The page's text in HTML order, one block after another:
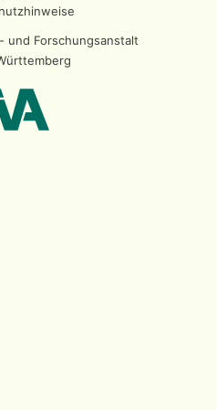
und Forschungsanstalt